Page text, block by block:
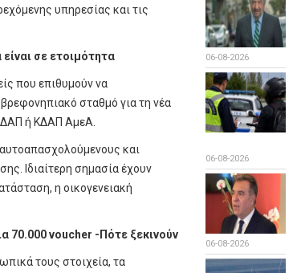
υπηρεσίας και τις
σε ετοιμότητα
που επιθυμούν να
σταθμό για τη νέα
ή ΚΔΑΠ ΑμεΑ.
και
Ιδιαίτερη σημασία έχουν
η οικογενειακή
70.000 voucher -Πότε ξεκινούν
τους στοιχεία, τα
06-08-2026
06-08-2026
06-08-2026